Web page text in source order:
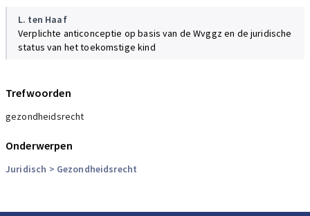
L. ten Haaf
Verplichte anticonceptie op basis van de Wvggz en de juridische
status van het toekomstige kind
Trefwoorden
gezondheidsrecht
Onderwerpen
Juridisch > Gezondheidsrecht